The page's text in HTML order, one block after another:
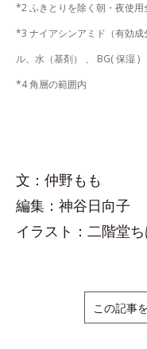
*2 ふきとりを除く朝・夜使
*3 ナイアシンアミド（有効
ル、水（基剤） 、 BG( 保湿 )
*4 角層の範囲内
文：仲野もも
編集：神谷日向子
イラスト：二階堂
この記事